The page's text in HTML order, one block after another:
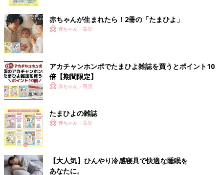
※記事の内容は記事執筆当時の情報であり、現在と異なる場合が
あります。
赤ちゃんが生まれたら！2冊の「たまひよ」
赤ちゃん・育児
アカチャンホンポでたまひよ雑誌を買うとポイント10
倍【期間限定】
赤ちゃん・育児
たまひよの雑誌
赤ちゃん・育児
【大人気】ひんやり冷感寝具で快適な睡眠を
あなたに。